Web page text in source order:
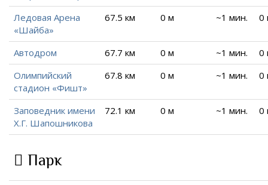
Ледовая Арена
«Шайба»
67.5 км 0 м ~1 мин. 0
Автодром 67.7 км 0 м ~1 мин.
0
Олимпийский
стадион «Фишт»
67.8 км 0 м ~1 мин. 0
Заповедник имени
Х.Г. Шапошникова
72.1 км 0 м ~1 мин. 0
Парк